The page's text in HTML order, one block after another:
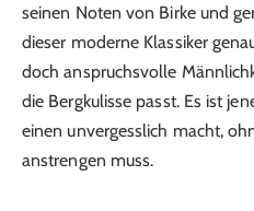
seinen Noten von Birke und
dieser moderne Klassiker
doch anspruchsvolle
die Bergkulisse passt. Es ist
einen unvergesslich macht,
anstrengen muss.